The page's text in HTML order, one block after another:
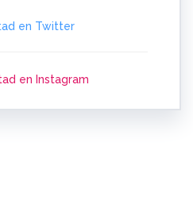
en Twitter
en Instagram